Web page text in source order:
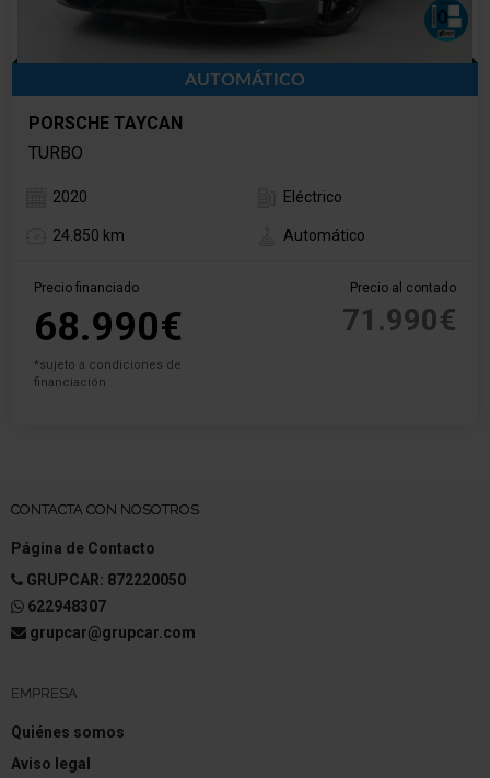
AUTOMÁTICO
PORSCHE TAYCAN
TURBO
2020 Eléctrico
24.850 km Automático
Precio financiado
68.990€
*sujeto a condiciones de
financiación
Precio al contado
71.990€
CONTACTA CON NOSOTROS
Página de Contacto
GRUPCAR: 872220050
622948307
grupcar@grupcar.com
EMPRESA
Quiénes somos
Aviso legal